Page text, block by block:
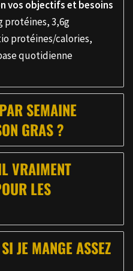
vos objectifs et besoins
protéines, 3,6g
protéines/calories,
quotidienne
SEMAINE
GRAS ?
VRAIMENT
LES
JE MANGE ASSEZ